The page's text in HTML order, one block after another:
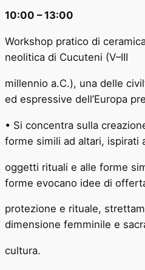
10:00 – 13:00
Workshop pratico di
neolitica di Cucuteni (V–III
millennio a.C.), una delle
ed espressive dell’Europa
• Si concentra sulla
forme simili ad altari, ispirati
oggetti rituali e alle forme
forme evocano idee di
protezione e rituale,
dimensione femminile e
cultura.